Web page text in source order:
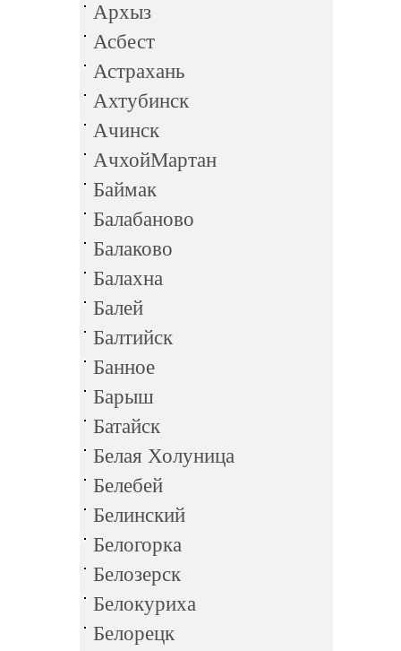
Архыз
Асбест
Астрахань
Ахтубинск
Ачинск
АчхойМартан
Баймак
Балабаново
Балаково
Балахна
Балей
Балтийск
Банное
Барыш
Батайск
Белая Холуница
Белебей
Белинский
Белогорка
Белозерск
Белокуриха
Белорецк